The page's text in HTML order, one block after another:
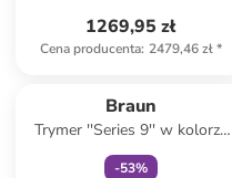
1269,95 zł
Cena producenta: 2479,46 zł*
Braun
Trymer ''Series 9'' w kolorze
srebrnym do brody
-53%